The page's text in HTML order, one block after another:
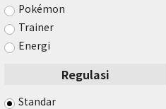
Pokémon
Trainer
Energi
Regulasi
Standar